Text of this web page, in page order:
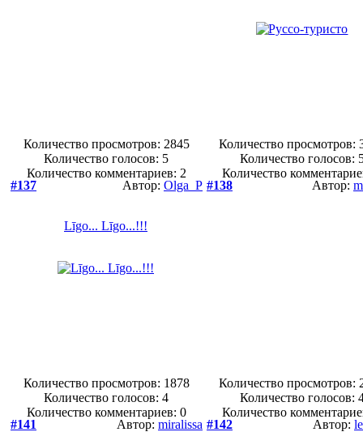
Количество просмотров: 2845
Количество голосов: 5
Количество комментариев: 2
Количество просмотров:
Количество голосов:
Количество
#137
Автор: Olga_P
Līgo... Līgo...!!!
Количество просмотров: 1878
Количество голосов:4
Количество комментариев: 0
#138 Автор:
Количество просмотров:
Количество голосов:
Количество
#141
Автор: miralissa #142 Автор: